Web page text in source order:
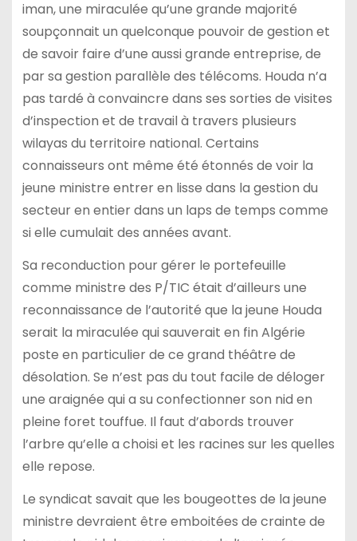
iman, une miraculée qu’une grande majorité
soupçonnait un quelconque pouvoir de gestion et
de savoir faire d’une aussi grande entreprise, de
par sa gestion parallèle des télécoms. Houda n’a
pas tardé à convaincre dans ses sorties de visites
d’inspection et de travail à travers plusieurs
wilayas du territoire national. Certains
connaisseurs ont même été étonnés de voir la
jeune ministre entrer en lisse dans la gestion du
secteur en entier dans un laps de temps comme
si elle cumulait des années avant.
Sa reconduction pour gérer le portefeuille
comme ministre des P/TIC était d’ailleurs une
reconnaissance de l’autorité que la jeune Houda
serait la miraculée qui sauverait en fin Algérie
poste en particulier de ce grand théâtre de
désolation. Se n’est pas du tout facile de déloger
une araignée qui a su confectionner son nid en
pleine foret touffue. Il faut d’abords trouver
l’arbre qu’elle a choisi et les racines sur les quelles
elle repose.
Le syndicat savait que les bougeottes de la jeune
ministre devraient être emboitées de crainte de